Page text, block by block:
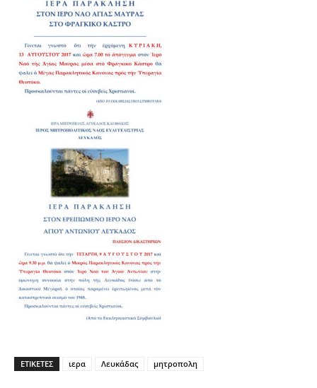
ΕΤΙΚΕΤΕΣ ιερα Λευκάδας μητροπολη